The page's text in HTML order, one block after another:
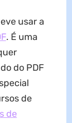
usar a
. É uma
do PDF
de
de